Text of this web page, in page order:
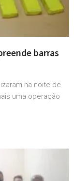
barras
na noite de
uma operação